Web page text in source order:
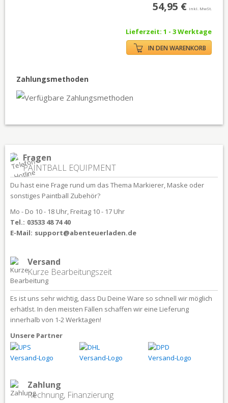
54,95 € inkl. MwSt.
Lieferzeit: 1 - 3 Werktage
IN DEN WARENKORB
Zahlungsmethoden
Fragen
PAINTBALL EQUIPMENT
Du hast eine Frage rund um das Thema Markierer, Maske oder
sonstiges Paintball Zubehör?
Mo - Do 10 - 18 Uhr, Freitag 10 - 17 Uhr
Tel.: 03533 48 74 40
E-Mail: support@abenteuerladen.de
Versand
Kurze Bearbeitungszeit
Es ist uns sehr wichtig, dass Du Deine Ware so schnell wir möglich
erhätlst. In den meisten Fällen schaffen wir eine Lieferung
innerhalb von 1-2 Werktagen!
Unsere Partner
Zahlung
Rechnung, Finanzierung